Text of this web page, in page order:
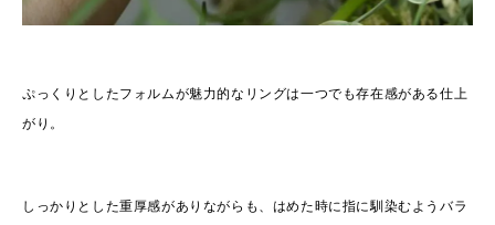
ぷっくりとしたフォルムが魅力的なリングは一つでも存在感がある仕上
がり。
しっかりとした重厚感がありながらも、はめた時に指に馴染むようバラ